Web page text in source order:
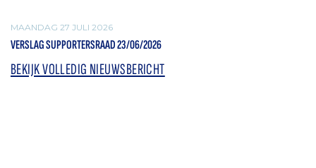
MAANDAG 27 JULI 2026
VERSLAG SUPPORTERSRAAD 23/06/2026
BEKIJK VOLLEDIG NIEUWSBERICHT